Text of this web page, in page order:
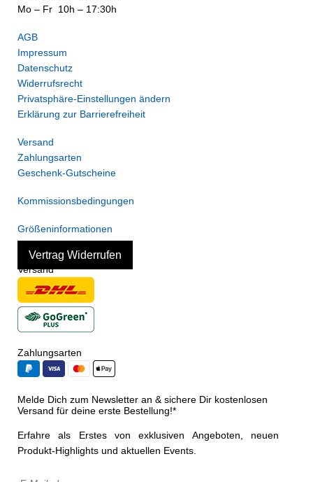
Mo – Fr 10h – 17:30h
AGB
Impressum
Datenschutz
Widerrufsrecht
Privatsphäre-Einstellungen ändern
Erklärung zur Barrierefreiheit
Versand
Zahlungsarten
Geschenk-Gutscheine
Kommissionsbedingungen
Größeninformationen
Vertrag Widerrufen
Versand
Zahlungsarten
Melde Dich zum Newsletter an & sichere Dir kostenlosen
Versand für deine erste Bestellung!*
Erfahre als Erstes von exklusiven Angeboten, neuen
Produkt-Highlights und aktuellen Events.